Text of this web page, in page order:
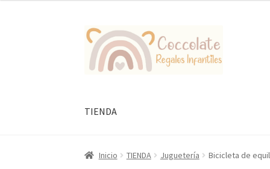
Ir
la
Ir
al
contenido
TIENDA
Inicio TIENDA Juguetería Bicicleta de